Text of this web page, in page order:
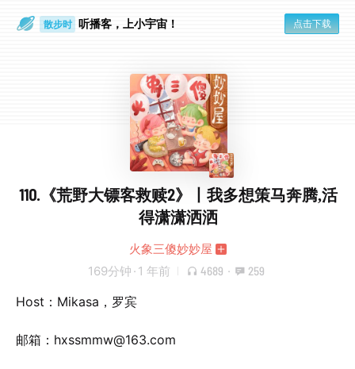
散步时 听播客，上小宇宙！ 点击下载
110.《荒野大镖客救赎2》丨我多想策马奔腾,活
得潇潇洒洒
火象三傻妙妙屋
169分钟 · 1 年前 4689 · 259
Host：Mikasa，罗宾
邮箱：hxssmmw@163.com